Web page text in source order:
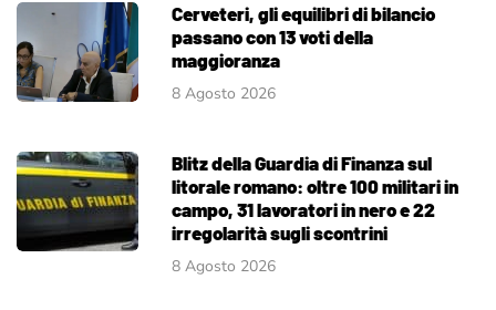
Cerveteri, gli equilibri di bilancio
passano con 13 voti della
maggioranza
8 Agosto 2026
Blitz della Guardia di Finanza sul
litorale romano: oltre 100 militari in
campo, 31 lavoratori in nero e 22
irregolarità sugli scontrini
8 Agosto 2026